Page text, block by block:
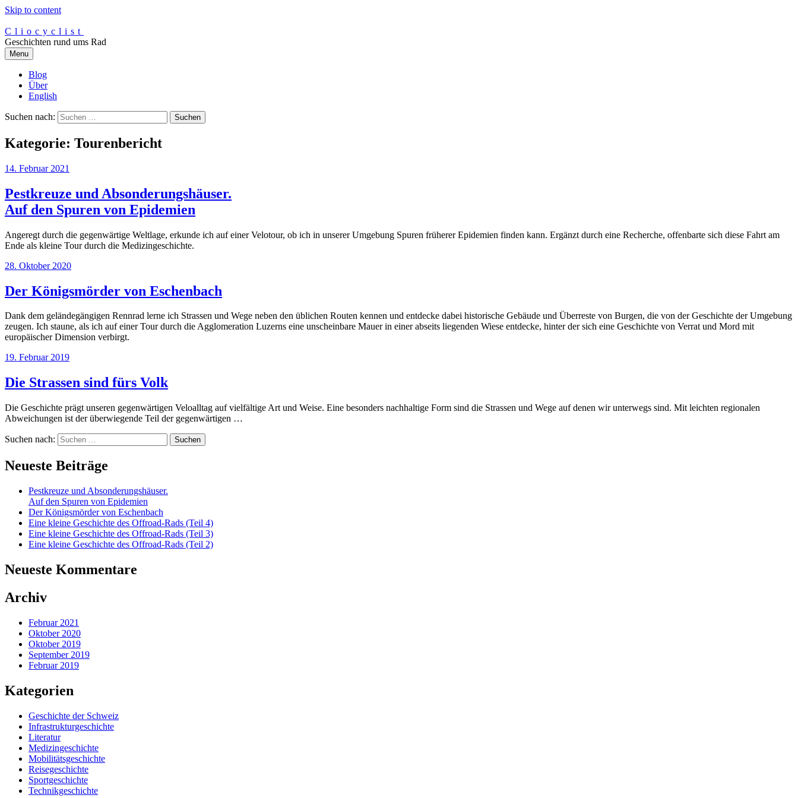
Skip to content
Cliocyclist
Geschichten rund ums Rad
Menu
Blog
Über
English
Suchen nach:
Kategorie: Tourenbericht
14. Februar 2021
Pestkreuze und Absonderungshäuser.
Auf den Spuren von Epidemien
Angeregt durch die gegenwärtige Weltlage, erkunde ich auf einer Velotour, ob ich in unserer Umgebung Spuren früherer Epidemien finden kann. Ergänzt durch eine Recherche, offenbarte sich diese Fahrt am
Ende als kleine Tour durch die Medizingeschichte.
28. Oktober 2020
Der Königsmörder von Eschenbach
Dank dem geländegängigen Rennrad lerne ich Strassen und Wege neben den üblichen Routen kennen und entdecke dabei historische Gebäude und Überreste von Burgen, die von der Geschichte der Umgebung
zeugen. Ich staune, als ich auf einer Tour durch die Agglomeration Luzerns eine unscheinbare Mauer in einer abseits liegenden Wiese entdecke, hinter der sich eine Geschichte von Verrat und Mord mit
europäischer Dimension verbirgt.
19. Februar 2019
Die Strassen sind fürs Volk
Die Geschichte prägt unseren gegenwärtigen Veloalltag auf vielfältige Art und Weise. Eine besonders nachhaltige Form sind die Strassen und Wege auf denen wir unterwegs sind. Mit leichten regionalen
Abweichungen ist der überwiegende Teil der gegenwärtigen …
Suchen nach:
Neueste Beiträge
Pestkreuze und Absonderungshäuser.
Auf den Spuren von Epidemien
Der Königsmörder von Eschenbach
Eine kleine Geschichte des Offroad-Rads (Teil 4)
Eine kleine Geschichte des Offroad-Rads (Teil 3)
Eine kleine Geschichte des Offroad-Rads (Teil 2)
Neueste Kommentare
Archiv
Februar 2021
Oktober 2020
Oktober 2019
September 2019
Februar 2019
Kategorien
Geschichte der Schweiz
Infrastrukturgeschichte
Literatur
Medizingeschichte
Mobilitätsgeschichte
Reisegeschichte
Sportgeschichte
Technikgeschichte